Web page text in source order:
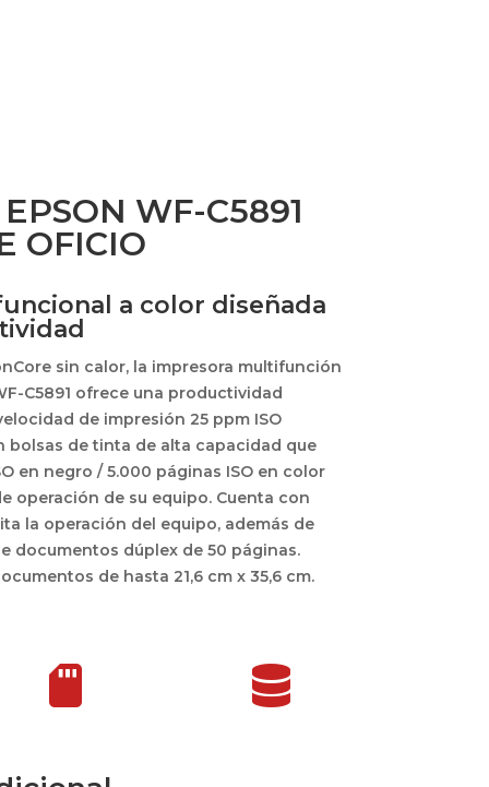
WF-C5891
OFICIO
a color diseñada
sin calor, la impresora multifunción
C5891 ofrece una productividad
de impresión 25 ppm ISO
bolsas de tinta de alta capacidad que
en negro / 5.000 páginas ISO en color
operación de su equipo. Cuenta con
la operación del equipo, además de
documentos dúplex de 50 páginas.
de hasta 21,6 cm x 35,6 cm.
 